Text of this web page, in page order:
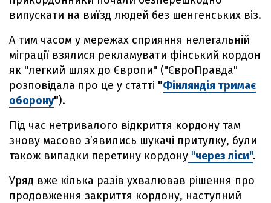
випускати на виїзд людей без шенгенських віз.
А тим часом у мережах сприяння нелегальній
міграції взялися рекламувати фінський кордон
як "легкий шлях до Європи" ("ЄвроПравда"
розповідала про це у статті "Фінляндія тримає
оборону").
Під час нетривалого відкриття кордону там
знову масово з’явились шукачі притулку, були
також випадки перетину кордону "через ліси".
Уряд вже кілька разів ухвалював рішення про
продовження закриття кордону, наступний